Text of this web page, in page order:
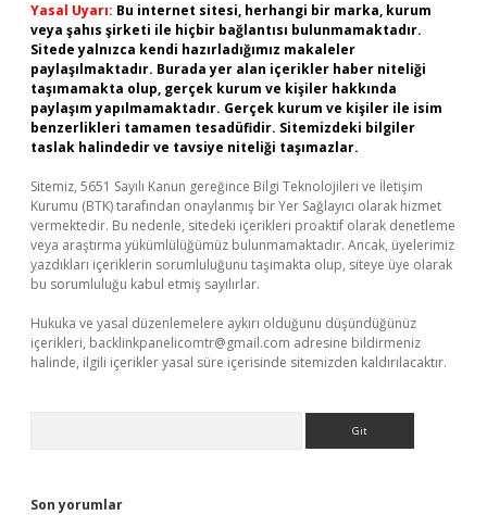
Yasal Uyarı: Bu internet sitesi, herhangi bir marka, kurum
veya şahıs şirketi ile hiçbir bağlantısı bulunmamaktadır.
Sitede yalnızca kendi hazırladığımız makaleler
paylaşılmaktadır. Burada yer alan içerikler haber niteliği
taşımamakta olup, gerçek kurum ve kişiler hakkında
paylaşım yapılmamaktadır. Gerçek kurum ve kişiler ile isim
benzerlikleri tamamen tesadüfidir. Sitemizdeki bilgiler
taslak halindedir ve tavsiye niteliği taşımazlar.
Sitemiz, 5651 Sayılı Kanun gereğince Bilgi Teknolojileri ve İletişim
Kurumu (BTK) tarafından onaylanmış bir Yer Sağlayıcı olarak hizmet
vermektedir. Bu nedenle, sitedeki içerikleri proaktif olarak denetleme
veya araştırma yükümlülüğümüz bulunmamaktadır. Ancak, üyelerimiz
yazdıkları içeriklerin sorumluluğunu taşımakta olup, siteye üye olarak
bu sorumluluğu kabul etmiş sayılırlar.
Hukuka ve yasal düzenlemelere aykırı olduğunu düşündüğünüz
içerikleri, backlinkpanelicomtr@gmail.com adresine bildirmeniz
halinde, ilgili içerikler yasal süre içerisinde sitemizden kaldırılacaktır.
Son yorumlar